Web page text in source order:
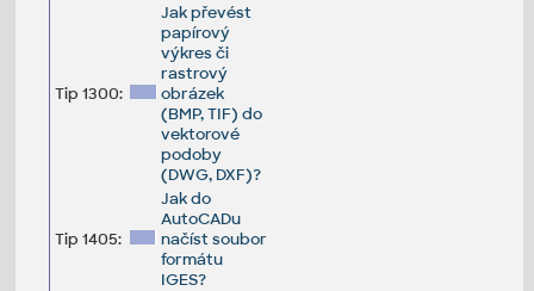
Tip 1300:
Jak převést
papírový
výkres či
rastrový
obrázek
(BMP, TIF) do
vektorové
podoby
(DWG, DXF)?
Tip 1405:
Jak do
AutoCADu
načíst soubor
formátu
IGES?